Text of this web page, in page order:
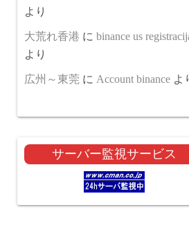
より
大荒れ香港 に binance us
より
広州～東莞 に Account binance よ
サーバー監視サービス